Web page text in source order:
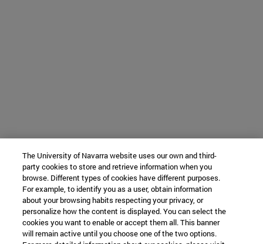
The University of Navarra website uses our own and third-
party cookies to store and retrieve information when you
browse. Different types of cookies have different purposes.
For example, to identify you as a user, obtain information
about your browsing habits respecting your privacy, or
personalize how the content is displayed. You can select the
cookies you want to enable or accept them all. This banner
will remain active until you choose one of the two options.